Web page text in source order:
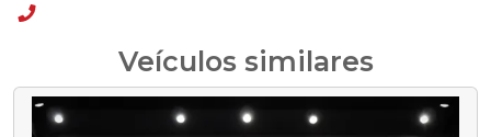
Veículos similares